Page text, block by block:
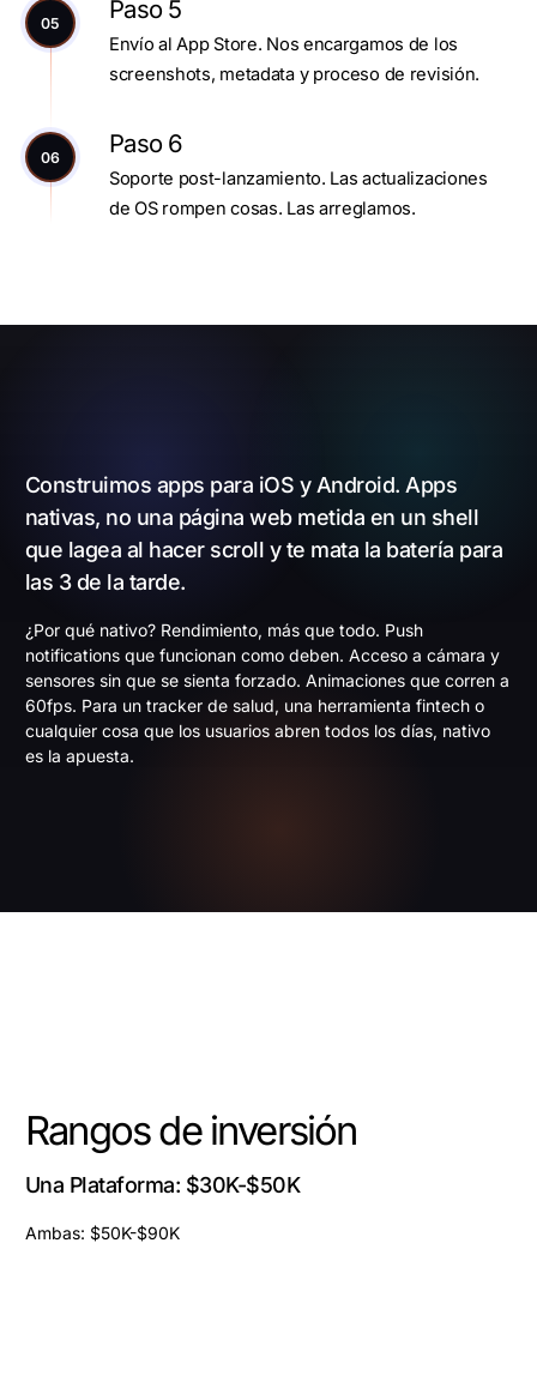
05 Paso 5
Envío al App Store. Nos encargamos de los
screenshots, metadata y proceso de revisión.
06 Paso 6
Soporte post-lanzamiento. Las actualizaciones
de OS rompen cosas. Las arreglamos.
Construimos apps para iOS y Android. Apps
nativas, no una página web metida en un shell
que lagea al hacer scroll y te mata la batería para
las 3 de la tarde.
¿Por qué nativo? Rendimiento, más que todo. Push
notifications que funcionan como deben. Acceso a cámara y
sensores sin que se sienta forzado. Animaciones que corren a
60fps. Para un tracker de salud, una herramienta fintech o
cualquier cosa que los usuarios abren todos los días, nativo
es la apuesta.
Rangos de inversión
Una Plataforma: $30K-$50K
Ambas: $50K-$90K